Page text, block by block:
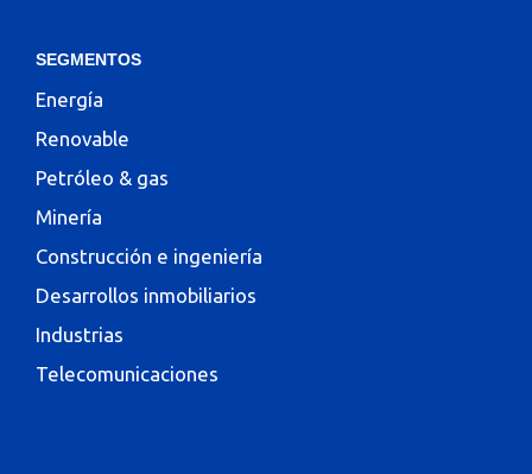
SEGMENTOS
Energía
Renovable
Petróleo & gas
Minería
Construcción e ingeniería
Desarrollos inmobiliarios
Industrias
Telecomunicaciones